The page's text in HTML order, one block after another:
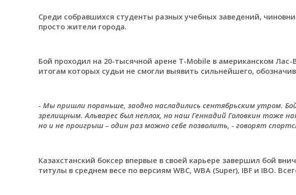
Среди собравшихся студенты разных учебных заведений,
просто жители города.
Бой проходил на 20-тысячной арене T-Mobile в американском Лас-
итогам которых судьи не смогли выявить сильнейшего,
- Мы пришли пораньше, заодно насладились сентябрьским утром.
зрелищным. Альварес был неплох, но наш Геннадий Головкин тоже
но и не проигрыш – один раз можно себе позволить, - говорят
Казахстанский боксер впервые в своей карьере завершил бой
титулы в среднем весе по версиям WBC, WBA (Super), IBF и IBO.